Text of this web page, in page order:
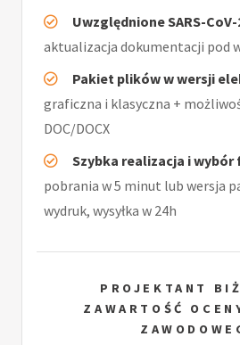
Uwzględnione SARS-CoV-
aktualizacja dokumentacji pod
Pakiet plików w wersji
graficzna i klasyczna +
DOC/DOCX
Szybka realizacja i wybór
pobrania w 5 minut lub wersja
wydruk, wysyłka w 24h
PROJEKTANT
ZAWARTOŚĆ